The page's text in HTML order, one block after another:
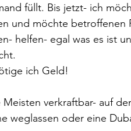
füllt. Bis jetzt- ich
und möchte betroffenen
helfen- egal was es ist
ich Geld!
Meisten verkraftbar- auf
weglassen oder eine